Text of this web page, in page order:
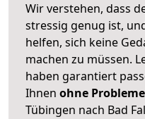
Wir verstehen, dass
stressig genug ist,
helfen, sich keine
machen zu müssen.
haben garantiert
Ihnen ohne Probleme
Tübingen nach Bad